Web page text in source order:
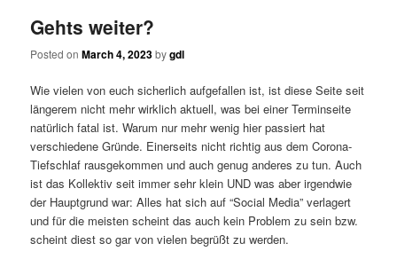
Gehts weiter?
Posted onMarch 4, 2023bygdl
Wie vielen von euch sicherlich aufgefallen ist, ist diese Seite seit
längerem nicht mehr wirklich aktuell, was bei einer Terminseite
natürlich fatal ist. Warum nur mehr wenig hier passiert hat
verschiedene Gründe. Einerseits nicht richtig aus dem Corona-
Tiefschlaf rausgekommen und auch genug anderes zu tun. Auch
ist das Kollektiv seit immer sehr klein UND was aber irgendwie
der Hauptgrund war: Alles hat sich auf “Social Media” verlagert
und für die meisten scheint das auch kein Problem zu sein bzw.
scheint diest so gar von vielen begrüßt zu werden.